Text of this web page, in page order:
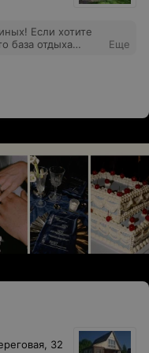
Если хотите
база отдыха
всего
о спокойствии
Еще
32